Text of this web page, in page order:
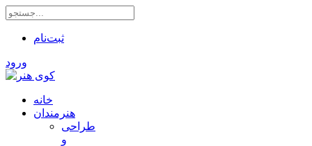
ثبت‌نام
ورود
خانه
هنرمندان
طراحی
و